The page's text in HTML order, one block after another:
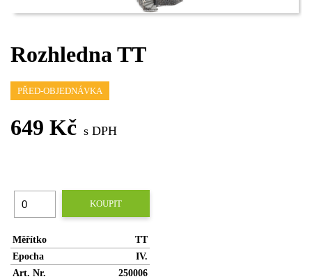
Rozhledna TT
PŘED-OBJEDNÁVKA
649 Kč s DPH
KOUPIT
Měřítko
TT
Epocha
IV.
Art. Nr.
250006